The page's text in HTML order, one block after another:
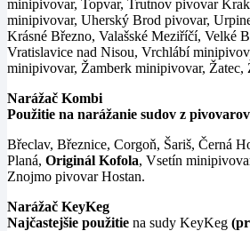
minipivovar, Topvar, Trutnov pivovar
minipivovar, Uherský Brod pivovar,
Krásné Březno, Valašské Meziříčí, Velké
Vratislavice nad Nisou, Vrchlábí
minipivovar, Žamberk minipivovar, Žatec,
Narážač Kombi
Použitie na narážanie sudov z
Břeclav, Březnice, Corgoň, Šariš, Černá
Planá, Originál Kofola, Vsetín
Znojmo pivovar Hostan.
Narážač KeyKeg
Najčastejšie použitie na sudy KeyKeg